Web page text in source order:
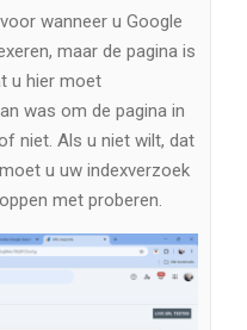
wanneer u Google
maar de pagina is
u hier moet
was om de pagina in
niet. Als u niet wilt, dat
u uw indexverzoek
met proberen.